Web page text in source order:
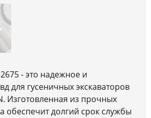
- это надежное и
для гусеничных экскаваторов
Изготовленная из прочных
обеспечит долгий срок службы